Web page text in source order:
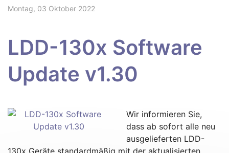
Montag, 03 Oktober 2022
LDD-130x Software
Update v1.30
Wir informieren Sie,
dass ab sofort alle neu
ausgelieferten LDD-
130x Geräte standardmäßig mit der aktualisierten